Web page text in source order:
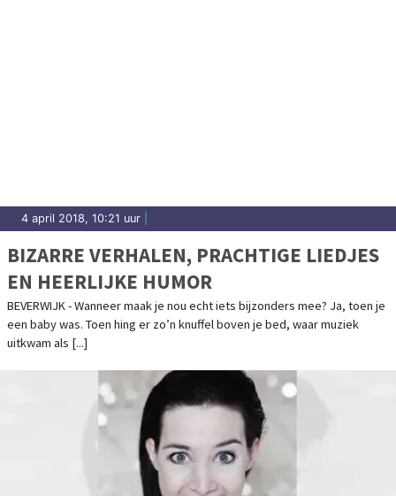
4 april 2018, 10:21 uur
BIZARRE VERHALEN, PRACHTIGE LIEDJES
EN HEERLIJKE HUMOR
BEVERWIJK - Wanneer maak je nou echt iets bijzonders mee? Ja, toen je
een baby was. Toen hing er zo’n knuffel boven je bed, waar muziek
uitkwam als [...]